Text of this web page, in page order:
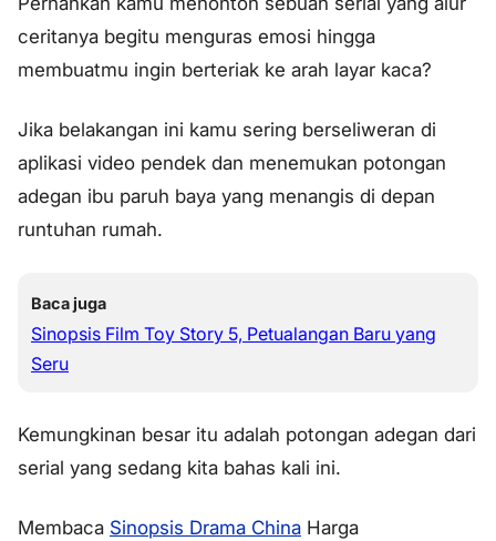
ceritanya begitu menguras emosi hingga
membuatmu ingin berteriak ke arah layar kaca?
Jika belakangan ini kamu sering berseliweran di
aplikasi video pendek dan menemukan potongan
adegan ibu paruh baya yang menangis di depan
runtuhan rumah.
Baca juga
Sinopsis Film Toy Story 5, Petualangan Baru yang
Seru
Kemungkinan besar itu adalah potongan adegan dari
serial yang sedang kita bahas kali ini.
Membaca Sinopsis Drama China Harga